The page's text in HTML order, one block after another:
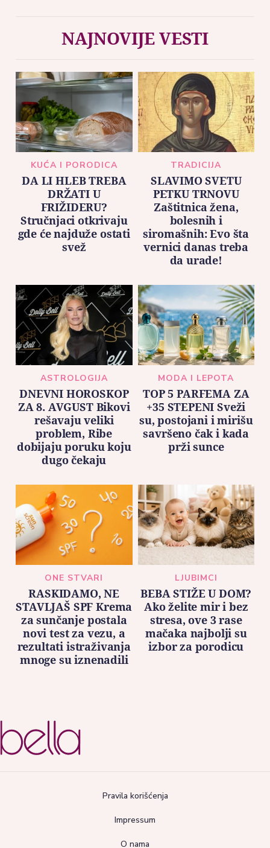
NAJNOVIJE VESTI
KUĆA I PORODICA
DA LI HLEB TREBA
DRŽATI U
FRIŽIDERU?
Stručnjaci otkrivaju
gde će najduže ostati
svež
TRADICIJA
SLAVIMO SVETU
PETKU TRNOVU
Zaštitnica žena,
bolesnih i
siromašnih: Evo šta
vernici danas treba
da urade!
ASTROLOGIJA
DNEVNI HOROSKOP
ZA 8. AVGUST Bikovi
rešavaju veliki
problem, Ribe
dobijaju poruku koju
dugo čekaju
MODA I LEPOTA
TOP 5 PARFEMA ZA
+35 STEPENI Sveži
su, postojani i mirišu
savršeno čak i kada
prži sunce
ONE STVARI
RASKIDAMO, NE
STAVLJAŠ SPF Krema
za sunčanje postala
novi test za vezu, a
rezultati istraživanja
mnoge su iznenadili
LJUBIMCI
BEBA STIŽE U DOM?
Ako želite mir i bez
stresa, ove 3 rase
mačaka najbolji su
izbor za porodicu
Pravila korišćenja
Impressum
O nama